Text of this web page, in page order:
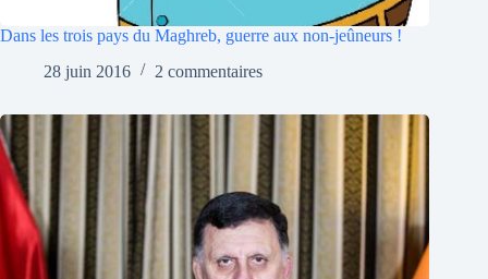
Dans les trois pays du Maghreb, guerre aux non-jeûneurs !
28 juin 2016
2 commentaires